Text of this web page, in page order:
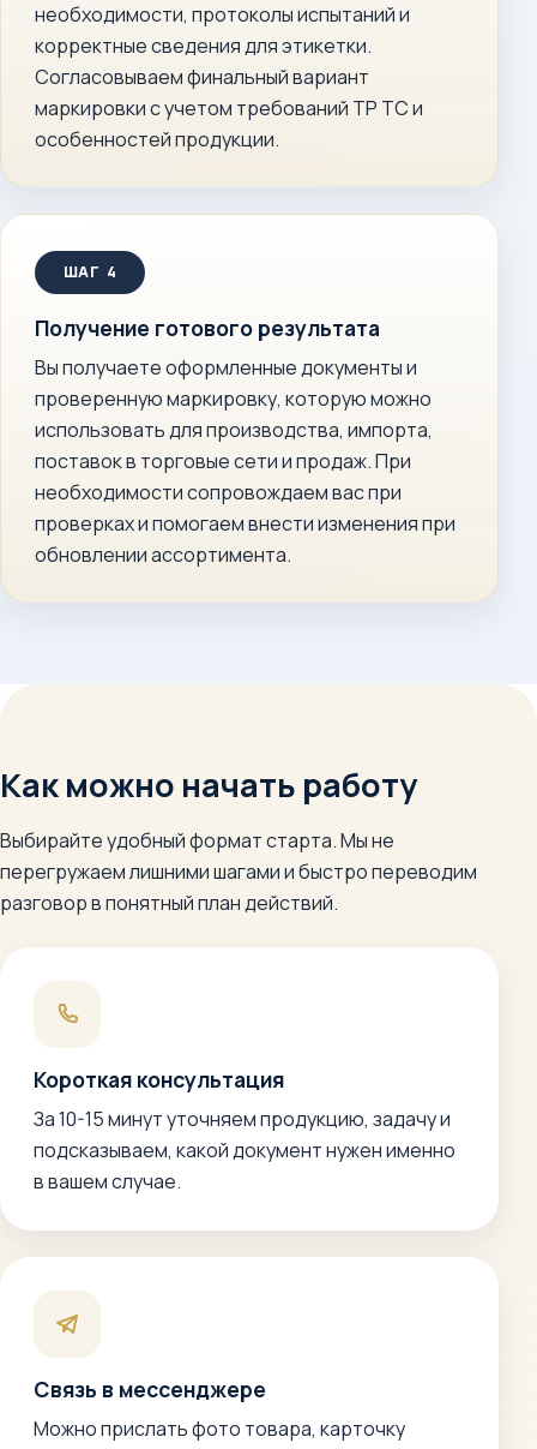
необходимости, протоколы испытаний и
корректные сведения для этикетки.
Согласовываем финальный вариант
маркировки с учетом требований ТР ТС и
особенностей продукции.
Получение готового результата
Вы получаете оформленные документы и
проверенную маркировку, которую можно
использовать для производства, импорта,
поставок в торговые сети и продаж. При
необходимости сопровождаем вас при
проверках и помогаем внести изменения при
обновлении ассортимента.
Как можно начать работу
Выбирайте удобный формат старта. Мы не
перегружаем лишними шагами и быстро переводим
разговор в понятный план действий.
Короткая консультация
За 10-15 минут уточняем продукцию, задачу и
подсказываем, какой документ нужен именно
в вашем случае.
Связь в мессенджере
Можно прислать фото товара, карточку